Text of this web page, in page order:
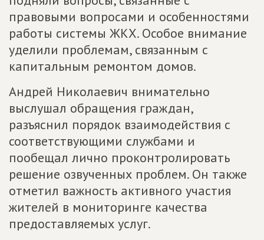
правовыми вопросами и особенностями
работы системы ЖКХ. Особое внимание
уделили проблемам, связанным с
капитальным ремонтом домов.
Андрей Николаевич внимательно
выслушал обращения граждан,
разъяснил порядок взаимодействия с
соответствующими службами и
пообещал лично проконтролировать
решение озвученных проблем. Он также
отметил важность активного участия
жителей в мониторинге качества
предоставляемых услуг.